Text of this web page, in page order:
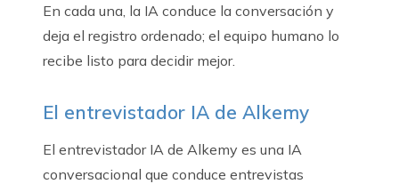
En cada una, la IA conduce la conversación y
deja el registro ordenado; el equipo humano lo
recibe listo para decidir mejor.
El entrevistador IA de Alkemy
El entrevistador IA de Alkemy es una IA
conversacional que conduce entrevistas